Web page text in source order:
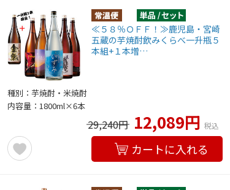
≪５８％ＯＦＦ！≫鹿児島・宮崎
五蔵の芋焼酎飲みくらべ一升瓶５
本組+１本増…
種別：芋焼酎・米焼酎
内容量：1800ml×6本
29,240円 12,089円 税込
カートに入れる